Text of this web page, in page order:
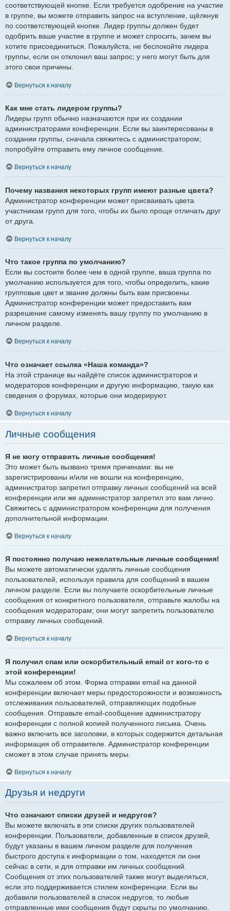
соответствующей кнопке. Если требуется одобрение на участие
в группе, вы можете отправить запрос на вступление, щёлкнув
по соответствующей кнопке. Лидер группы должен будет
одобрить ваше участие в группе и может спросить, зачем вы
хотите присоединиться. Пожалуйста, не беспокойте лидера
группы, если он отклонил ваш запрос; у него могут быть для
этого свои причины.
Вернуться к началу
Как мне стать лидером группы?
Лидеры групп обычно назначаются при их создании
администраторами конференции. Если вы заинтересованы в
создании группы, сначала свяжитесь с администратором;
попробуйте отправить ему личное сообщение.
Вернуться к началу
Почему названия некоторых групп имеют разные цвета?
Администратор конференции может присваивать цвета
участникам групп для того, чтобы их было проще отличать друг
от друга.
Вернуться к началу
Что такое группа по умолчанию?
Если вы состоите более чем в одной группе, ваша группа по
умолчанию используется для того, чтобы определить, какие
групповые цвет и звание должны быть вам присвоены.
Администратор конференции может предоставить вам
разрешение самому изменять вашу группу по умолчанию в
личном разделе.
Вернуться к началу
Что означает ссылка «Наша команда»?
На этой странице вы найдёте список администраторов и
модераторов конференции и другую информацию, такую как
сведения о форумах, которые они модерируют.
Вернуться к началу
Личные сообщения
Я не могу отправить личные сообщения!
Это может быть вызвано тремя причинами: вы не
зарегистрированы и/или не вошли на конференцию,
администратор запретил отправку личных сообщений на всей
конференции или же администратор запретил это вам лично.
Свяжитесь с администратором конференции для получения
дополнительной информации.
Вернуться к началу
Я постоянно получаю нежелательные личные сообщения!
Вы можете автоматически удалять личные сообщения
пользователей, используя правила для сообщений в вашем
личном разделе. Если вы получаете оскорбительные личные
сообщения от конкретного пользователя, отправьте жалобы на
сообщения модераторам; они могут запретить пользователю
отправку личных сообщений.
Вернуться к началу
Я получил спам или оскорбительный email от кого-то с
этой конференции!
Мы сожалеем об этом. Форма отправки email на данной
конференции включает меры предосторожности и возможность
отслеживания пользователей, отправляющих подобные
сообщения. Отправьте email-сообщение администратору
конференции с полной копией полученного письма. Очень
важно включить все заголовки, в которых содержится детальная
информация об отправителе. Администратор конференции
сможет в этом случае принять меры.
Вернуться к началу
Друзья и недруги
Что означают списки друзей и недругов?
Вы можете включать в эти списки других пользователей
конференции. Пользователи, добавленные в список друзей,
будут указаны в вашем личном разделе для получения
быстрого доступа к информации о том, находятся ли они
сейчас в сети, и для отправки им личных сообщений.
Сообщения от этих пользователей также могут выделяться,
если это поддерживается стилем конференции. Если вы
добавили пользователей в список недругов, то любые
отправленные ими сообщения будут скрыты по умолчанию.